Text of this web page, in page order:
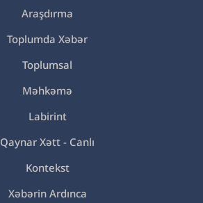
Araşdırma
Toplumda Xəbər
Toplumsal
Məhkəmə
Labirint
Qaynar Xətt - Canlı
Kontekst
Xəbərin Ardınca